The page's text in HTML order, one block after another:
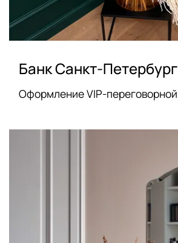
Банк Санкт-Петербург
Оформление VIP-переговорной